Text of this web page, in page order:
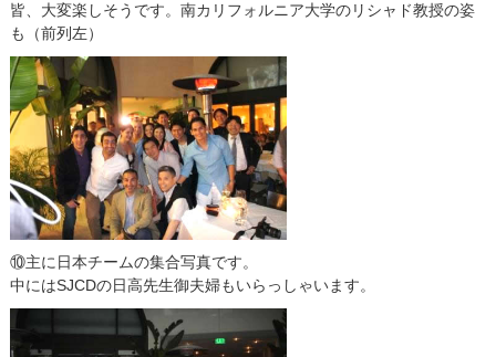
皆、大変楽しそうです。南カリフォルニア大学のリシャド教授の姿
も（前列左）
⑩主に日本チームの集合写真です。
中にはSJCDの日高先生御夫婦もいらっしゃいます。